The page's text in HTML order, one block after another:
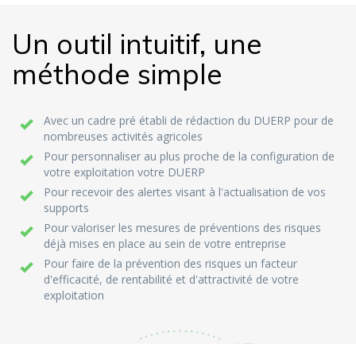
Un outil intuitif, une
méthode simple
Avec un cadre pré établi de rédaction du DUERP pour de
nombreuses activités agricoles
Pour personnaliser au plus proche de la configuration de
votre exploitation votre DUERP
Pour recevoir des alertes visant à l'actualisation de vos
supports
Pour valoriser les mesures de préventions des risques
déjà mises en place au sein de votre entreprise
Pour faire de la prévention des risques un facteur
d'efficacité, de rentabilité et d'attractivité de votre
exploitation